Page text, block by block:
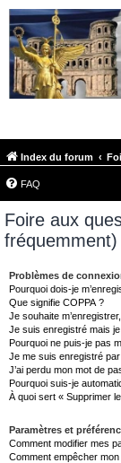
Index du forum
FAQ
Foire aux
fréquemment)
Problèmes de
Pourquoi dois-je
Que signifie COPPA ?
Je souhaite
Je suis enregistré mais
Pourquoi ne puis-je pas
Je me suis enregistré
J’ai perdu mon mot de
Pourquoi suis-je
À quoi sert « Supprimer
Paramètres et
Comment modifier mes
Comment empêcher